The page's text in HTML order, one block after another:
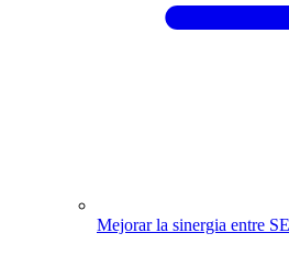
Mejorar la sinergia entre